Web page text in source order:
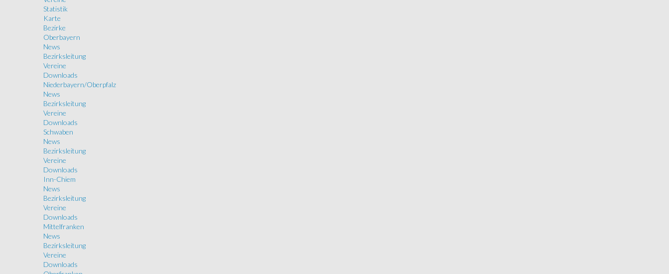
Statistik
Karte
Bezirke
Oberbayern
News
Bezirksleitung
Vereine
Downloads
Niederbayern/Oberpfalz
News
Bezirksleitung
Vereine
Downloads
Schwaben
News
Bezirksleitung
Vereine
Downloads
Inn-Chiem
News
Bezirksleitung
Vereine
Downloads
Mittelfranken
News
Bezirksleitung
Vereine
Downloads